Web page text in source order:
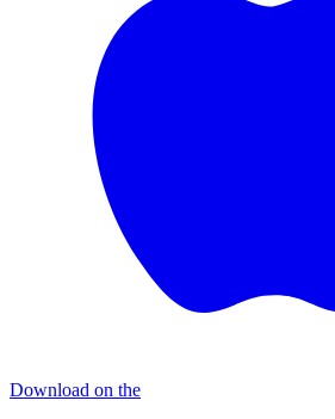
Download on the